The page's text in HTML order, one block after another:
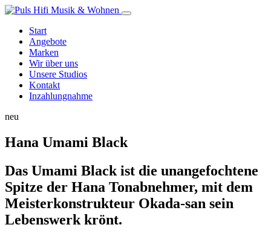
Start
Angebote
Marken
Wir über uns
Unsere Studios
Kontakt
Inzahlungnahme
neu
Hana Umami Black
Das Umami Black ist die unangefochtene
Spitze der Hana Tonabnehmer, mit dem
Meisterkonstrukteur Okada-san sein
Lebenswerk krönt.